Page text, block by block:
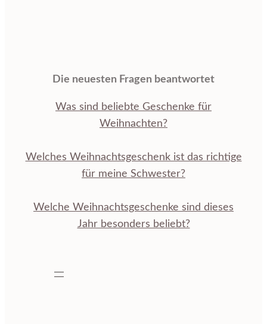
Die neuesten Fragen beantwortet
Was sind beliebte Geschenke für
Weihnachten?
Welches Weihnachtsgeschenk ist das richtige
für meine Schwester?
Welche Weihnachtsgeschenke sind dieses
Jahr besonders beliebt?